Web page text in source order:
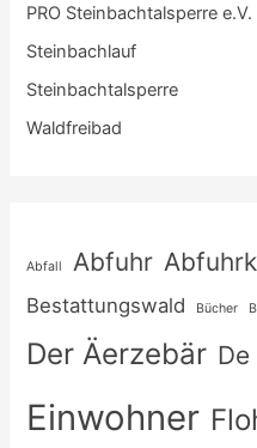
PRO Steinbachtalsperre e.V.
Steinbachlauf
Steinbachtalsperre
Waldfreibad
Abfall Abfuhr
Bestattungswald Bücher
Der Äerzebär
Einwohner